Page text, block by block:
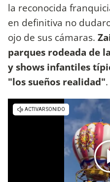
la reconocida
en definitiva no
ojo de sus cámaras.
parques rodeada de
y shows infantiles
"los sueños realidad".